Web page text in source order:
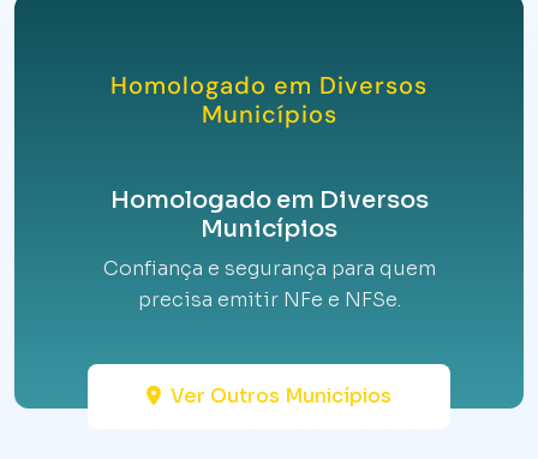
Homologado em Diversos
Municípios
Homologado em Diversos
Municípios
Confiança e segurança para quem
precisa emitir NFe e NFSe.
Ver Outros Municípios